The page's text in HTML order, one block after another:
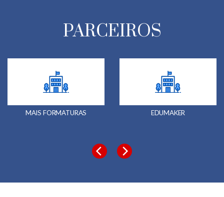
PARCEIROS
MAIS FORMATURAS EDUMAKER